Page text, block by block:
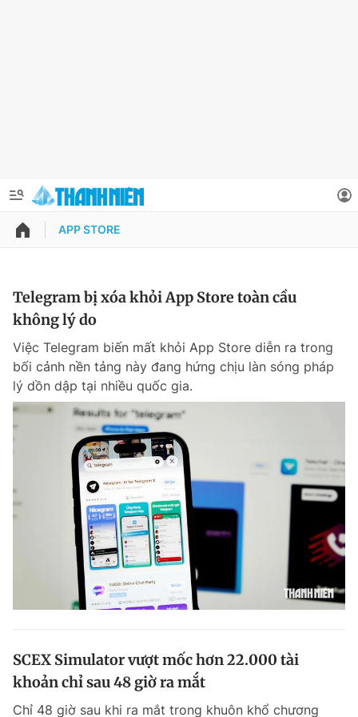
QUẢNG CÁO
Chuyên mục khác
Chào ngày mới Tin 24h
Tin thị trường Tin 360
Video Magazine
Sản phẩm khác
Bạn cần biết
Thông tin tòa soạn Liên hệ quảng cáo
Thông tin tài khoản
Đổi mật khẩu
Tin đã lưu
Tin đã xem
Đăng xuất
APP STORE
Telegram bị xóa khỏi App Store toàn cầu
không lý do
Việc Telegram biến mất khỏi App Store diễn ra trong
bối cảnh nền tảng này đang hứng chịu làn sóng pháp
lý dồn dập tại nhiều quốc gia.
SCEX Simulator vượt mốc hơn 22.000 tài
khoản chỉ sau 48 giờ ra mắt
Chỉ 48 giờ sau khi ra mắt trong khuôn khổ chương